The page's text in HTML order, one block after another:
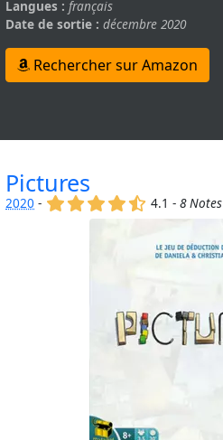
Langues : français
Date de sortie : décembre 2020
Rechercher sur Amazon
Pictures
2020 - (x) (x) (x) (x) (,)
4.1 -8 Notes